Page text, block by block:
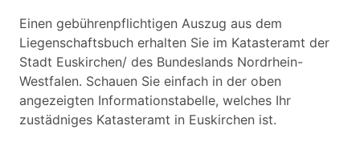
Einen gebührenpflichtigen Auszug aus dem
Liegenschaftsbuch erhalten Sie im Katasteramt der
Stadt Euskirchen/ des Bundeslands Nordrhein-
Westfalen. Schauen Sie einfach in der oben
angezeigten Informationstabelle, welches Ihr
zustädniges Katasteramt in Euskirchen ist.